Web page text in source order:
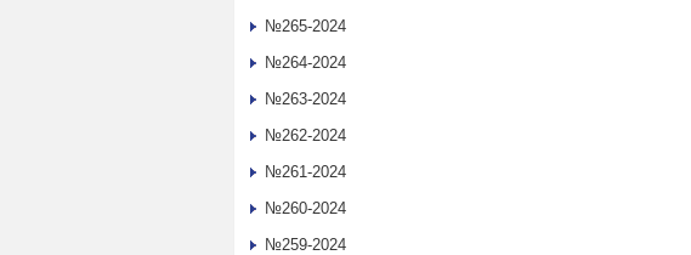
№265-2024
№264-2024
№263-2024
№262-2024
№261-2024
№260-2024
№259-2024